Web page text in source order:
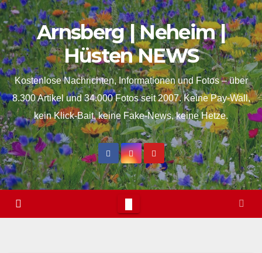
springen
Skip
to
content
Arnsberg | Neheim |
Hüsten NEWS
Kostenlose Nachrichten, Informationen und Fotos – über
8.300 Artikel und 34.000 Fotos seit 2007. Keine Pay-Wall,
kein Klick-Bait, keine Fake-News, keine Hetze.